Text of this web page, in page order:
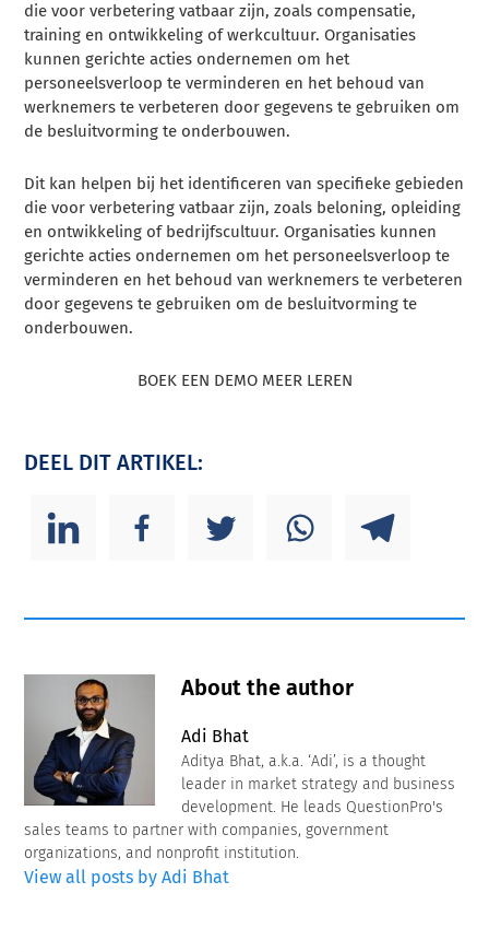
die voor verbetering vatbaar zijn, zoals compensatie,
training en ontwikkeling of werkcultuur. Organisaties
kunnen gerichte acties ondernemen om het
personeelsverloop te verminderen en het behoud van
werknemers te verbeteren door gegevens te gebruiken om
de besluitvorming te onderbouwen.
Dit kan helpen bij het identificeren van specifieke gebieden
die voor verbetering vatbaar zijn, zoals beloning, opleiding
en ontwikkeling of bedrijfscultuur. Organisaties kunnen
gerichte acties ondernemen om het personeelsverloop te
verminderen en het behoud van werknemers te verbeteren
door gegevens te gebruiken om de besluitvorming te
onderbouwen.
BOEK EEN DEMO MEER LEREN
DEEL DIT ARTIKEL:
About the author
Adi Bhat
Aditya Bhat, a.k.a. ‘Adi’, is a thought
leader in market strategy and business
development. He leads QuestionPro's
sales teams to partner with companies, government
organizations, and nonprofit institution.
View all posts by Adi Bhat